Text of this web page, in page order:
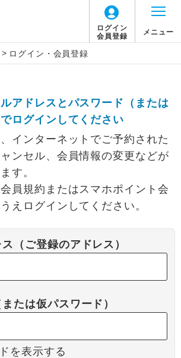
ログイン
会員登録
メニュー
> ログイン・会員登録
アドレスとパスワード（または
ログインしてください
インターネットでご予約された
ンセル、会員情報の変更などが
す。
員規約またはスマホポイント会
えログインしてください。
（ご登録のアドレス）
たは仮パスワード）
を表示する